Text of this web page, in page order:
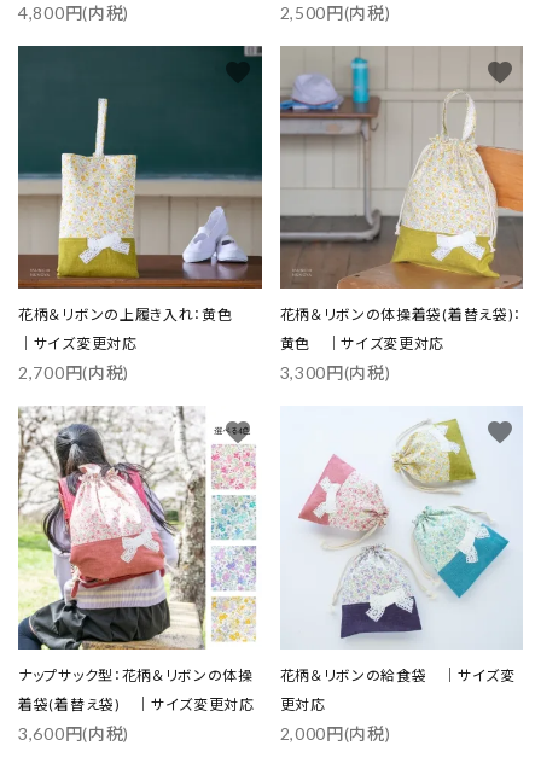
4,800円(内税) 2,500円(内税)
花柄＆リボンの上履き入れ：黄色
｜サイズ変更対応
2,700円(内税)
favorite
花柄＆リボンの体操着袋(着替え袋)：
黄色 ｜サイズ変更対応
3,300円(内税)
favorite
ナップサック型：花柄＆リボンの体操
着袋(着替え袋) ｜サイズ変更対応
3,600円(内税)
favorite
花柄＆リボンの給食袋 ｜サイズ変
更対応
2,000円(内税)
favorite